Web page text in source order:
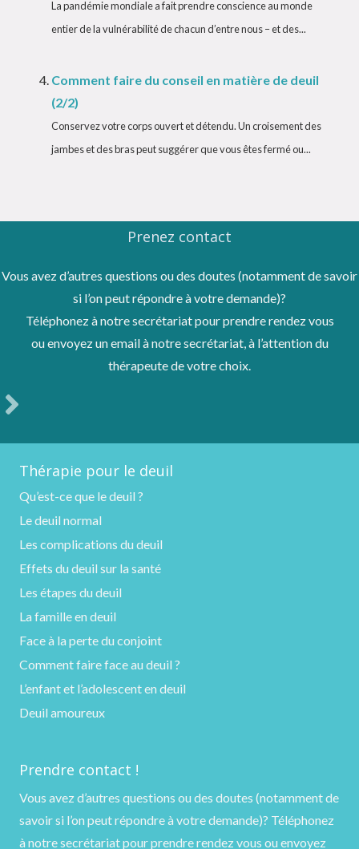
La pandémie mondiale a fait prendre conscience au monde
entier de la vulnérabilité de chacun d’entre nous – et des...
Comment faire du conseil en matière de deuil
(2/2)
Conservez votre corps ouvert et détendu. Un croisement des
jambes et des bras peut suggérer que vous êtes fermé ou...
Prenez contact
Vous avez d’autres questions ou des doutes (notamment de savoir
si l’on peut répondre à votre demande)?
Téléphonez à notre secrétariat pour prendre rendez vous
ou envoyez un email à notre secrétariat, à l’attention du
thérapeute de votre choix.
Thérapie pour le deuil
Qu’est-ce que le deuil ?
Le deuil normal
Les complications du deuil
Effets du deuil sur la santé
Les étapes du deuil
La famille en deuil
Face à la perte du conjoint
Comment faire face au deuil ?
L’enfant et l’adolescent en deuil
Deuil amoureux
Prendre contact !
Vous avez d’autres questions ou des doutes (notamment de
savoir si l’on peut répondre à votre demande)? Téléphonez
à notre secrétariat pour prendre rendez vous ou envoyez